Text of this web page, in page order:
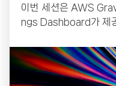
이번 세션은 AWS
ngs Dashboard가 제
과를 극대화하는 방법
0% 더 나은 가격 대비
을 제공하며, 이는 단